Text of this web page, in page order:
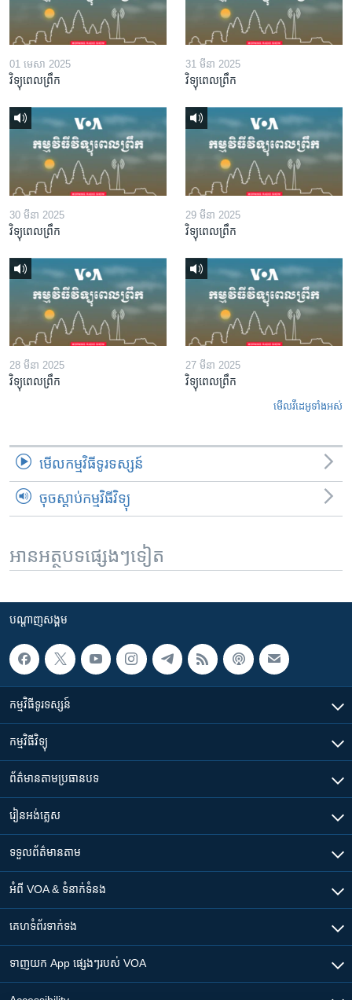
01 មេសា 2025
វិទ្យុពេលព្រឹក
31 មីនា 2025
វិទ្យុពេលព្រឹក
30 មីនា 2025
វិទ្យុពេលព្រឹក
29 មីនា 2025
វិទ្យុពេលព្រឹក
28 មីនា 2025
វិទ្យុពេលព្រឹក
27 មីនា 2025
វិទ្យុពេលព្រឹក
មើល​វីដេអូ​ទាំង​អស់
មើល​កម្មវិធី​ទូរទស្សន៍
ចុចស្តាប់កម្មវិធីវិទ្យុ
អានអត្ថបទផ្សេងៗទៀត
បណ្តាញ​សង្គម
កម្មវិធី​ទូរទស្សន៍
កម្មវិធី​វិទ្យុ
ព័ត៌មាន​តាមប្រធានបទ​
រៀន​​អង់គ្លេស
ទទួល​ព័ត៌មាន​តាម
អំពី​ VOA & ទំនាក់ទំនង
គេហទំព័រ​​ទាក់ទង
ទាញយក​ App ផ្សេងៗ​របស់​ VOA